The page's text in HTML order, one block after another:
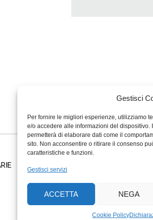
Gestisci
Per fornire le migliori esperienze, utilizziamo
e/o accedere alle informazioni del dispositivo.
permetterà di elaborare dati come il
sito. Non acconsentire o ritirare il consenso
caratteristiche e funzioni.
Gestisci servizi
ACCETTA NEGA
Cookie Policy
MIGROS TICINO
PERCENTO CULTURALE
MIGROS TICINO
ACTIV FITNESS TICINO